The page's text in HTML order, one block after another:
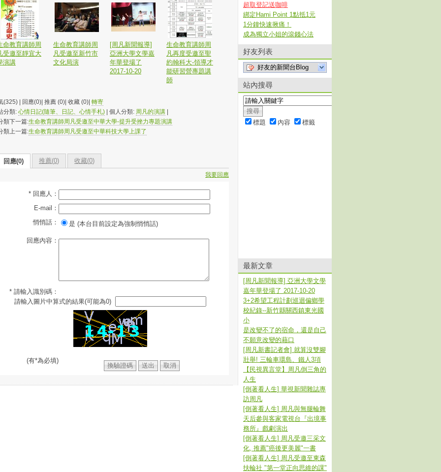
命教育講師周
受邀至靜宜大
演講
生命教育講師周
凡受邀至新竹市
文化局演
[周凡新聞報導]
亞洲大學文學嘉
年華登場了
2017-10-20
生命教育講師周
凡再度受邀至聖
約翰科大-領導才
能研習營專題講
師
(325) | 回應(0)| 推薦 (0)| 收藏 (0)| 轉寄
分類: 心情日記(隨筆、日記、心情手札) | 個人分類: 周凡的演講
類下一篇:生命教育講師周凡受邀至中華大學-提升受挫力專題演講
類上一篇:生命教育講師周凡受邀至中華科技大學上課了
回應(0) 推薦(0) 收藏(0)
我要回應
* 回應人：
E-mail：
悄悄話：
是 (本台目前設定為強制悄悄話)
回應內容：
* 請輸入識別碼：
請輸入圖片中算式的結果(可能為0)
(有*為必填)
超取登記送咖啡
綁定Hami Point 1點抵1元
1分鐘快速揪痛！
成為獨立小姐的滾錢心法
好友列表
好友的新聞台Blog
站內搜尋
標題 內容 標籤
最新文章
[周凡新聞報導] 亞洲大學文學
嘉年華登場了 2017-10-20
3+2希望工程計劃巡迴偏鄉學
校紀錄--新竹縣關西鎮東光國
小
是改變不了的宿命，還是自己
不願意改變的藉口
[周凡新書記者會] 就算沒雙腳
壯舉! 三輪車環島、鐵人3項
【民視異言堂】周凡倒三角的
人生
[倒著看人生] 華視新聞雜誌專
訪周凡
[倒著看人生] 周凡與無腿輪舞
天后參與客家電視台『出境事
務所』戲劇演出
[倒著看人生] 周凡受邀三采文
化, 推薦"癌後更美麗"一書
[倒著看人生] 周凡受邀至東森
扶輪社 "第一堂正向思維的課"